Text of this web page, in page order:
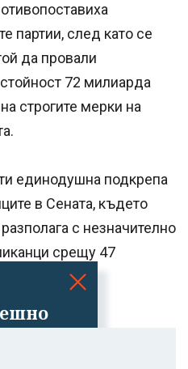
от
си!
партии, след като се
да провали
72 милиарда
строгите мерки на
единодушна подкрепа
в Сената, където
с незначително
срещу 47